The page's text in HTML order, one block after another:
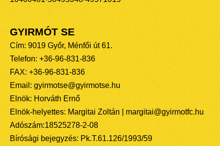
GYIRMÓT SE
Cím: 9019 Győr, Ménfői út 61.
Telefon: +36-96-831-836
FAX: +36-96-831-836
Email: gyirmotse@gyirmotse.hu
Elnök: Horváth Ernő
Elnök-helyettes: Margitai Zoltán | margitai@gyirmotfc.hu
Adószám:18525278-2-08
Bírósági bejegyzés: Pk.T.61.126/1993/59